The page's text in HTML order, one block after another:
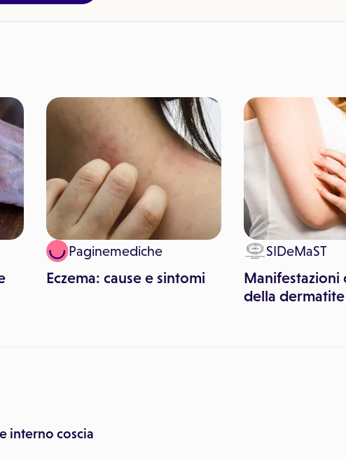
Paginemediche
Eczema: cause e sintomi
SIDeMaST
Manifestazioni
della
interno coscia